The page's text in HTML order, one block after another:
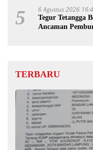
5 6 Agustus 2026
Tegur Tetangga
Ancaman
TERBARU